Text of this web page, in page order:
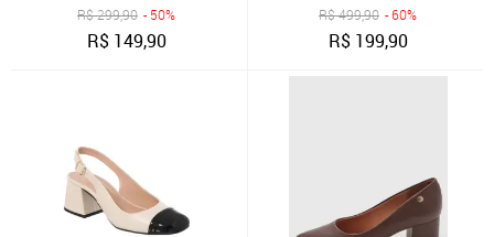
R$299,90 - 50%
R$ 149,90
R$499,90 - 60%
R$ 199,90